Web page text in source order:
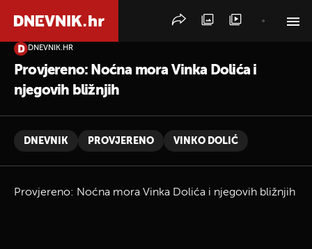
DNEVNIK.HR
Provjereno: Noćna mora Vinka Dolića i
njegovih bližnjih
DNEVNIK PROVJERENO VINKO DOLIĆ
Provjereno: Noćna mora Vinka Dolića i njegovih bližnjih
PRETRAŽITE VIJESTI